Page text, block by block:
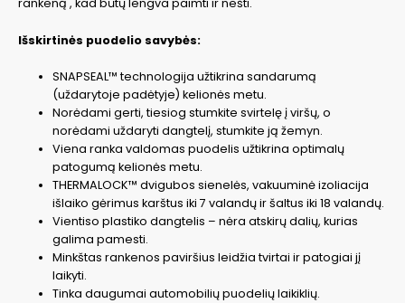
rankeną , kad būtų lengva paimti ir nešti.
Išskirtinės puodelio savybės:
SNAPSEAL™ technologija užtikrina sandarumą
(uždarytoje padėtyje) kelionės metu.
Norėdami gerti, tiesiog stumkite svirtelę į viršų, o
norėdami uždaryti dangtelį, stumkite ją žemyn.
Viena ranka valdomas puodelis užtikrina optimalų
patogumą kelionės metu.
THERMALOCK™ dvigubos sienelės, vakuuminė izoliacija
išlaiko gėrimus karštus iki 7 valandų ir šaltus iki 18 valandų.
Vientiso plastiko dangtelis – nėra atskirų dalių, kurias
galima pamesti.
Minkštas rankenos paviršius leidžia tvirtai ir patogiai jį
laikyti.
Tinka daugumai automobilių puodelių laikiklių.